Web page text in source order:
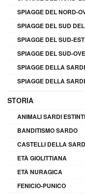
SPIAGGE DEL NORD-
SPIAGGE DEL SUD
SPIAGGE DEL SUD-
SPIAGGE DEL SUD-
SPIAGGE DELLA
SPIAGGE DELLA
STORIA
ANIMALI SARDI ESTINTI
BANDITISMO SARDO
CASTELLI DELLA
ETÀ GIOLITTIANA
ETÀ NURAGICA
FENICIO-PUNICO